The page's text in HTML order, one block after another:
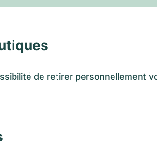
de retirer personnellement